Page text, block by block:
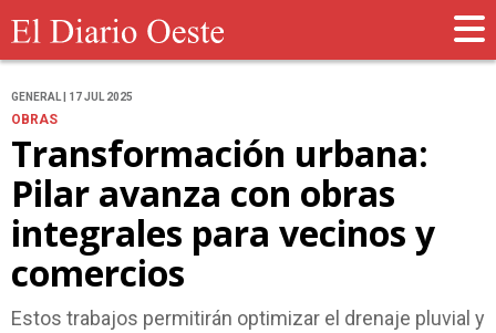
GENERAL | 17 JUL 2025
OBRAS
Transformación urbana:
Pilar avanza con obras
integrales para vecinos y
comercios
Estos trabajos permitirán optimizar el drenaje pluvial y